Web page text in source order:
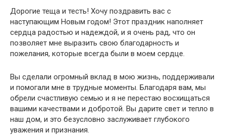
Дорогие теща и тесть! Хочу поздравить вас с
наступающим Новым годом! Этот праздник наполняет
сердца радостью и надеждой, и я очень рад, что он
позволяет мне выразить свою благодарность и
пожелания, которые всегда были в моем сердце.
Вы сделали огромный вклад в мою жизнь, поддерживали
и помогали мне в трудные моменты. Благодаря вам, мы
обрели счастливую семью и я не перестаю восхищаться
вашими качествами и добротой. Вы дарите свет и тепло в
наш дом, и это безусловно заслуживает глубокого
уважения и признания.